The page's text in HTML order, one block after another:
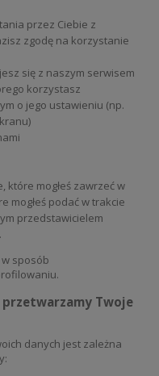
przez Ciebie z
zgodę na korzystanie
się z naszym serwisem
korzystasz
o jego ustawieniu (np.
mogłeś zawrzeć w
mogłeś podać w trakcie
przedstawicielem
sposób
Twoje
danych jest zależna